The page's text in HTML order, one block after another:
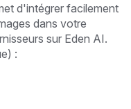
d'intégrer facilement
dans votre
sur Eden AI.
: